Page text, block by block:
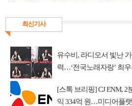
최신기사
유수비, 라디오서 빛난
력…‘전국노래자랑’ 최우
[스톡 브리핑] CJ ENM, 2
익 334억 원…미디어플